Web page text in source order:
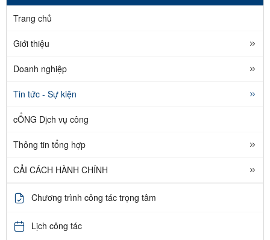
Trang chủ
Giới thiệu
Doanh nghiệp
Tin tức - Sự kiện
cỔNG Dịch vụ công
Thông tin tổng hợp
CẢI CÁCH HÀNH CHÍNH
Chương trình công tác trọng tâm
Lịch công tác